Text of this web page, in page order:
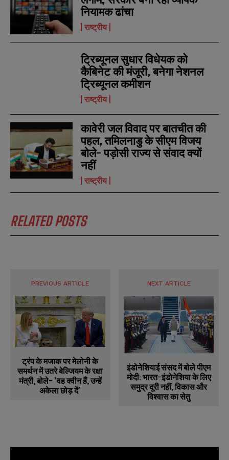
l
*
N
u
m
b
e
SUBMIT
l
*
N
u
m
b
e
SUBMIT
नियामक ढांचा
राष्ट्रीय
ट्रिब्यूनल सुधार विधेयक को
कैबिनेट की मंजूरी, बनेगा नेशनल
ट्रिब्यूनल कमीशन
राष्ट्रीय
कावेरी जल विवाद पर बातचीत की
पहल, तमिलनाडु के सीएम विजय
बोले- पड़ोसी राज्य से संवाद क्यों
नहीं
राष्ट्रीय
RELATED POSTS
PREVIOUS ARTICLE
ट्रंप के मजाक पर मेलोनी के
समर्थन में उतरे बेल्जियम के रक्षा
मंत्री, बोले- ‘वह क्वीन हैं, उन्हें
अकेला छोड़ दें’
NEXT ARTICLE
इंडोनेशियाई संसद में बोले पीएम
मोदी: भारत-इंडोनेशिया के लिए
समुद्र दूरी नहीं, विकास और
विश्वास का सेतु